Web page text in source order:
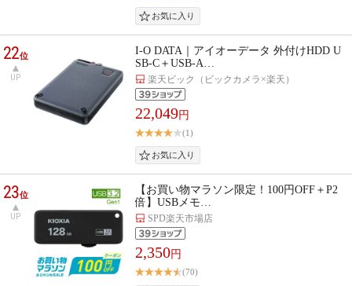
22位
UP
I-O DATA｜アイオーデータ 外付けHDD U
SB-C＋USB-A…
楽天ビック（ビックカメラ×楽天）
22,049円
(1)
23位
UP
【お買い物マラソン限定！100円OFF＋P2
倍】USBメモ…
SPD楽天市場店
2,350円
(70)